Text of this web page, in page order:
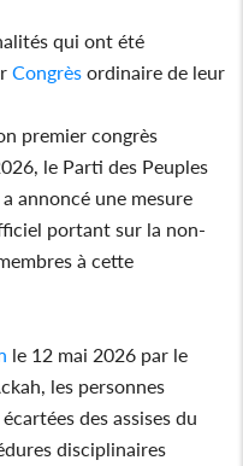
qui ont été
Congrès ordinaire de leur
premier congrès
le Parti des Peuples
a annoncé une mesure
portant sur la non-
à cette
le 12 mai 2026 par le
les personnes
des assises du
disciplinaires